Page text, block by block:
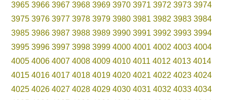
3965 3966 3967 3968 3969 3970 3971 3972 3973 3974
3975 3976 3977 3978 3979 3980 3981 3982 3983 3984
3985 3986 3987 3988 3989 3990 3991 3992 3993 3994
3995 3996 3997 3998 3999 4000 4001 4002 4003 4004
4005 4006 4007 4008 4009 4010 4011 4012 4013 4014
4015 4016 4017 4018 4019 4020 4021 4022 4023 4024
4025 4026 4027 4028 4029 4030 4031 4032 4033 4034